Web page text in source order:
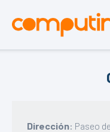
Dirección: Paseo